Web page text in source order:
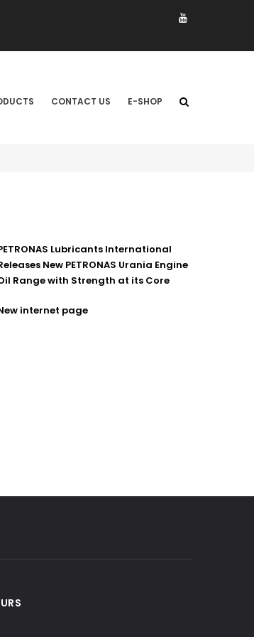
CONTACT US E-SHOP
Lubricants International
New PETRONAS Urania Engine
Range with Strength at its Core
internet page